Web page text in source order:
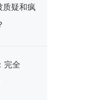
质疑和疯
完全